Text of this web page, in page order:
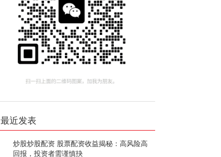
最近发表
炒股炒股配资 股票配资收益揭秘：高风险高
回报，投资者需谨慎抉